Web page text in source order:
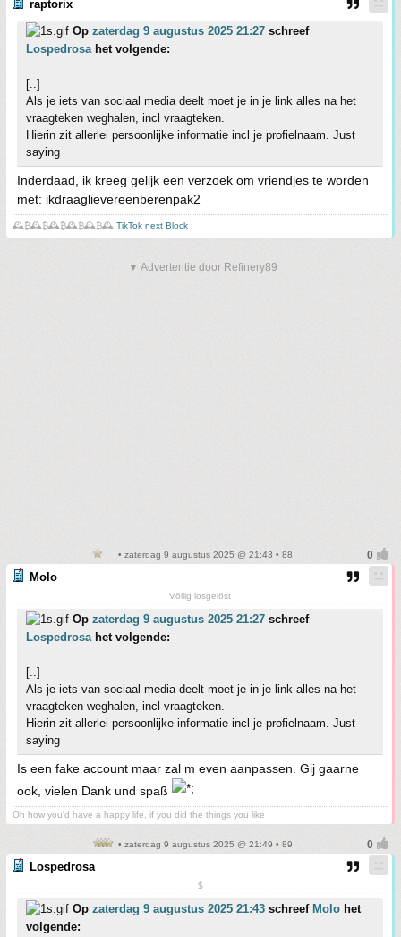
raptorix
Op zaterdag 9 augustus 2025 21:27 schreef
Lospedrosahet volgende:
[..]
Als je iets van sociaal media deelt moet je in je link alles na het
vraagteken weghalen, incl vraagteken.
Hierin zit allerlei persoonlijke informatie incl je profielnaam. Just
saying
Inderdaad, ik kreeg gelijk een verzoek om vriendjes te worden
met: ikdraaglievereenberenpak2
🕰️₿🕰️₿🕰️₿🕰️₿🕰️₿🕰️ TikTok next Block
▼ Advertentie door Refinery89
• zaterdag 9 augustus 2025 @ 21:43 • 88
Molo
Völlig losgelöst
Op zaterdag 9 augustus 2025 21:27 schreef
Lospedrosahet volgende:
[..]
Als je iets van sociaal media deelt moet je in je link alles na het
vraagteken weghalen, incl vraagteken.
Hierin zit allerlei persoonlijke informatie incl je profielnaam. Just
saying
Is een fake account maar zal m even aanpassen. Gij gaarne
ook, vielen Dank und spaß
Oh how you'd have a happy life, if you did the things you like
• zaterdag 9 augustus 2025 @ 21:49 • 89
Lospedrosa
$
Op zaterdag 9 augustus 2025 21:43 schreef Molo het
volgende: